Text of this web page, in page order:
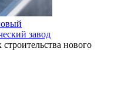
завод
нового